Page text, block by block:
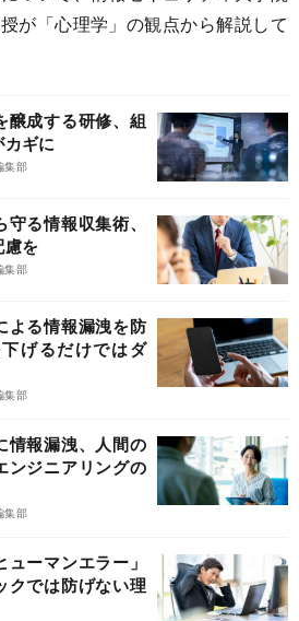
が「心理学」の観点から解説して
醸成する研修、組
ギに
集部
る情報収集術、
慮を
集部
よる情報漏洩を防
げるだけではダ
集部
情報漏洩、人間の
ンジニアリングの
集部
ーマンエラー」
クでは防げない理